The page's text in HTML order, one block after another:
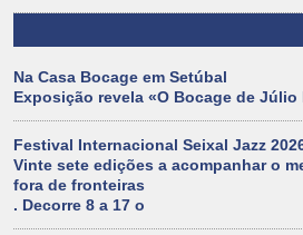
Na Casa Bocage em Setúbal
Exposição revela «O Bocage de Júlio
Festival Internacional Seixal Jazz
Vinte sete edições a acompanhar o
fora de fronteiras
. Decorre 8 a 17 o